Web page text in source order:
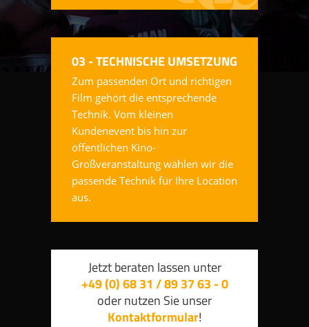
03 - TECHNISCHE UMSETZUNG
Zum passenden Ort und richtigen
Film gehört die entsprechende
Technik. Vom kleinen
Kundenevent bis hin zur
öffentlichen Kino-
Großveranstaltung wählen wir die
passende Technik für Ihre Location
aus.
Jetzt beraten lassen unter
+49 (0) 68 31 / 89 37 63 - 0
oder nutzen Sie unser
Kontaktformular!